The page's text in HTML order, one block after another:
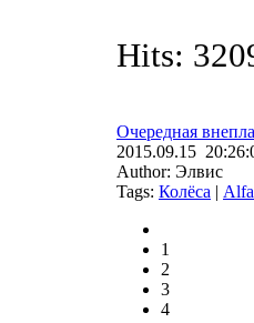
Hits:
Очередная
2015.09.15
Author: Элвис
Tags: Колёса |
1
2
3
4